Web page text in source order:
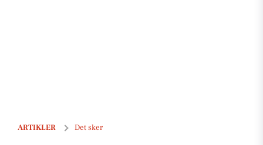
ARTIKLER Det sker
Koncert med Kulturskolens elever på Uldum Højskole